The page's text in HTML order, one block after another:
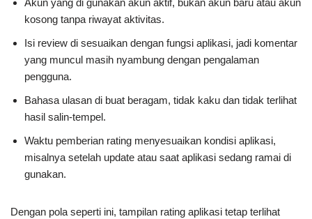
kosong tanpa riwayat aktivitas.
Isi review di sesuaikan dengan fungsi aplikasi, jadi komentar
yang muncul masih nyambung dengan pengalaman
pengguna.
Bahasa ulasan di buat beragam, tidak kaku dan tidak terlihat
hasil salin-tempel.
Waktu pemberian rating menyesuaikan kondisi aplikasi,
misalnya setelah update atau saat aplikasi sedang ramai di
gunakan.
Dengan pola seperti ini, tampilan rating aplikasi tetap terlihat